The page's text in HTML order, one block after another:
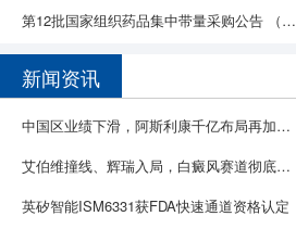
第12批国家组织药品集中带量采购公告 （第1号）
新闻资讯
中国区业绩下滑，阿斯利康千亿布局再加码！
艾伯维撞线、辉瑞入局，白癜风赛道彻底沸腾！
英矽智能ISM6331获FDA快速通道资格认定